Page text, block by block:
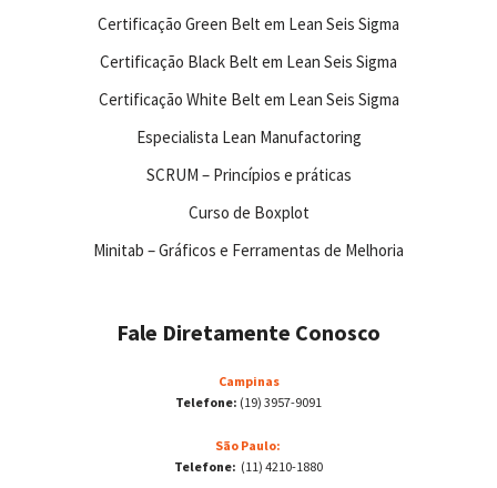
Certificação Green Belt em Lean Seis Sigma
Certificação Black Belt em Lean Seis Sigma
Certificação White Belt em Lean Seis Sigma
Especialista Lean Manufactoring
SCRUM – Princípios e práticas
Curso de Boxplot
Minitab – Gráficos e Ferramentas de Melhoria
Fale Diretamente Conosco
Campinas
Telefone: (19) 3957-9091
São Paulo:
Telefone: (11) 4210-1880